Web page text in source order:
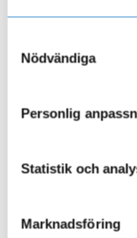
Nödvändiga
Personlig
Statistik och
Marknadsföring